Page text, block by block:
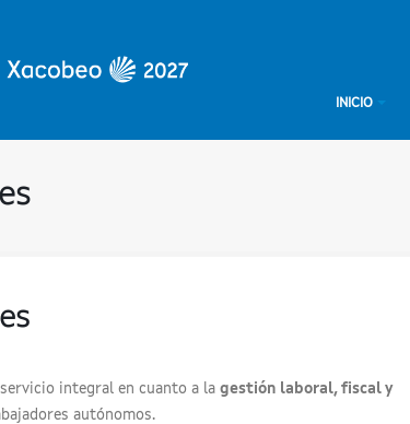
INICIO
integral en cuanto a la gestión laboral, fiscal y
autónomos.